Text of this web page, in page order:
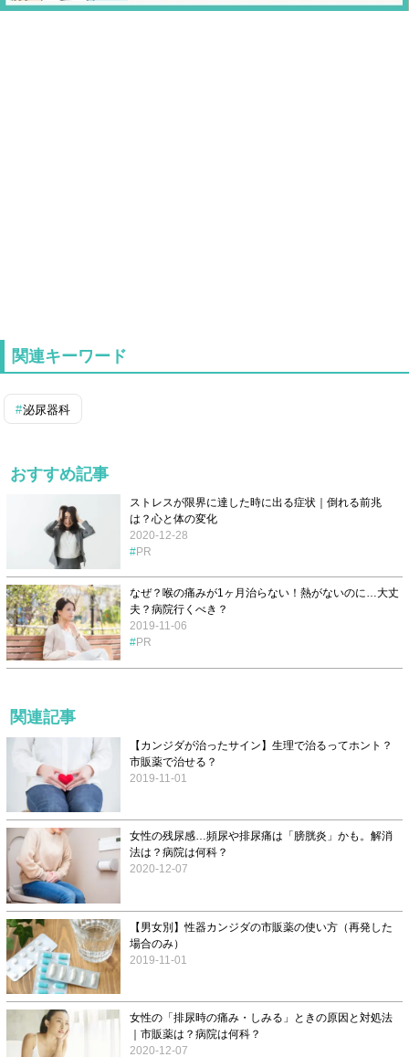
関連キーワード
泌尿器科
おすすめ記事
ストレスが限界に達した時に出る症状｜倒れる前兆
は？心と体の変化
2020-12-28
PR
なぜ？喉の痛みが1ヶ月治らない！熱がないのに…大丈
夫？病院行くべき？
2019-11-06
PR
関連記事
【カンジダが治ったサイン】生理で治るってホント？
市販薬で治せる？
2019-11-01
女性の残尿感…頻尿や排尿痛は「膀胱炎」かも。解消
法は？病院は何科？
2020-12-07
【男女別】性器カンジダの市販薬の使い方（再発した
場合のみ）
2019-11-01
女性の「排尿時の痛み・しみる」ときの原因と対処法
｜市販薬は？病院は何科？
2020-12-07